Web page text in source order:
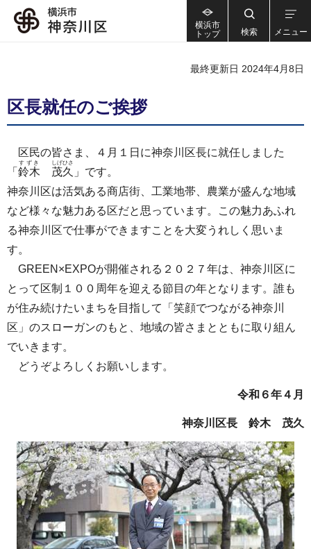
横浜市
トップ
検索 メニュー
最終更新日 2024年4月8日
区長就任のご挨拶
区民の皆さま、４月１日に神奈川区長に就任しました
「 鈴木
すずき
茂久
しげひさ
」です。
神奈川区は活気ある商店街、工業地帯、農業が盛んな地域
など様々な魅力ある区だと思っています。この魅力あふれ
る神奈川区で仕事ができますことを大変うれしく思いま
す。
GREEN×EXPOが開催される２０２７年は、神奈川区に
とって区制１００周年を迎える節目の年となります。誰も
が住み続けたいまちを目指して「笑顔でつながる神奈川
区」のスローガンのもと、地域の皆さまとともに取り組ん
でいきます。
どうぞよろしくお願いします。
令和６年４月
神奈川区長 鈴木 茂久